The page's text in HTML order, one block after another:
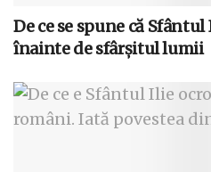
De ce se spune că
înainte de sfârșitul lumii